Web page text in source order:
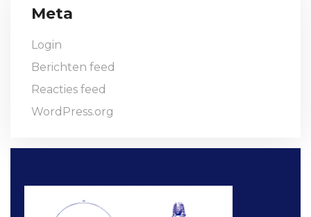
Meta
Login
Berichten feed
Reacties feed
WordPress.org